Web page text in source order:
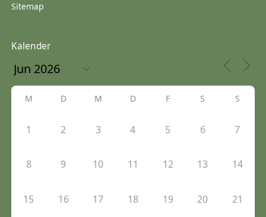
Sitemap
Kalender
M D M D F S S
1 2 3 4 5 6 7
8 9 10 11 12 13 14
15 16 17 18 19 20 21